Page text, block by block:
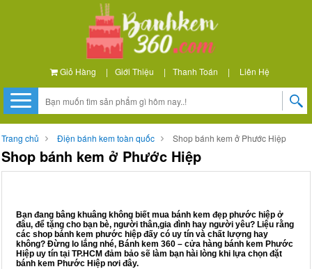
Giỏ Hàng | Giới Thiệu | Thanh Toán | Liên Hệ
Trang chủ Điện bánh kem toàn quốc Shop bánh kem ở Phước Hiệp
Shop bánh kem ở Phước Hiệp
Bạn đang bâng khuâng không biết mua bánh kem đẹp phước hiệp ở
đâu, để tặng cho bạn bè, người thân,gia đình hay người yêu? Liệu rằng
các shop bánh kem phước hiệp đấy có uy tín và chất lượng hay
không? Đừng lo lắng nhé, Bánh kem 360 – cửa hàng bánh kem Phước
Hiệp uy tín tại TP.HCM đảm bảo sẽ làm bạn hài lòng khi lựa chọn đặt
bánh kem Phước Hiệp nơi đây.